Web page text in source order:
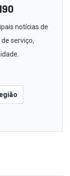
notícias de
serviço,